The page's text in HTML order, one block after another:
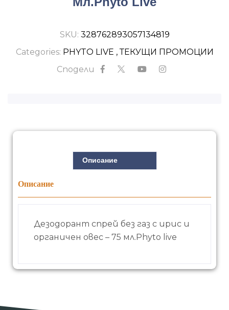
SKU: 328762893057134819
Categories: PHYTO LIVE ,ТЕКУЩИ ПРОМОЦИИ
Сподели
Описание
Описание
Дезодорант спрей без газ с ирис и
органичен овес – 75 мл.Phyto live